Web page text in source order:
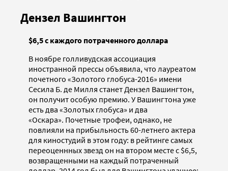
Дензел Вашингтон
$6,5 с каждого потраченного доллара
В ноябре голливудская ассоциация
иностранной прессы объявила, что лауреатом
почетного «Золотого глобуса-2016» имени
Сесила Б. де Милля станет Дензел Вашингтон,
он получит особую премию. У Вашингтона уже
есть два «Золотых глобуса» и два
«Оскара». Почетные трофеи, однако, не
повлияли на прибыльность 60-летнего актера
для киностудий в этом году: в рейтинге самых
переоценнных звезд он на втором месте с $6,5,
возвращенными на каждый потраченный